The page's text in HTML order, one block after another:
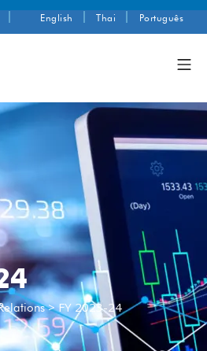
English Thai Português
>FY 2023-24